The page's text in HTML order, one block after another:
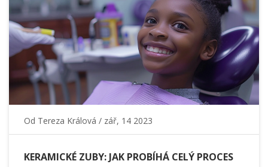
Od Tereza Králová / zář, 14 2023
KERAMICKÉ ZUBY: JAK PROBÍHÁ CELÝ PROCES